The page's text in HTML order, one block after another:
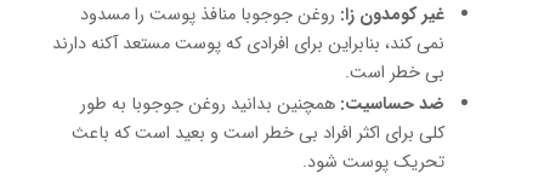
غیر کومدون زا: روغن جوجوبا منافذ پوست را مسدود
نمی کند، بنابراین برای افرادی که پوست مستعد آکنه دارند
بی خطر است.
ضد حساسیت: همچنین بدانید روغن جوجوبا به طور
کلی برای اکثر افراد بی خطر است و بعید است که باعث
تحریک پوست شود.